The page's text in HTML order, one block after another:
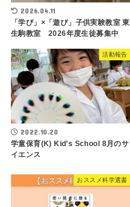
2026.04.11
「学び」×「遊び」子供実験教室 東
生駒教室 2026年度生徒募集中
活動報告
2022.10.20
学童保育(K) Kid’s School 8月のサ
イエンス
おススメ科学選書